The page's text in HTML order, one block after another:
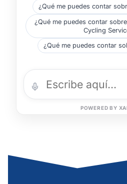
¿Qué me puedes contar
¿Qué me puedes contar
Cycling
¿Qué me puedes contar
POWERED BY